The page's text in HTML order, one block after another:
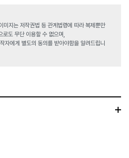
미지는 저작권법 등 관계법령에 따라 복제뿐만
도 무단 이용할 수 없으며,
자에게 별도의 동의를 받아야함을 알려드립니